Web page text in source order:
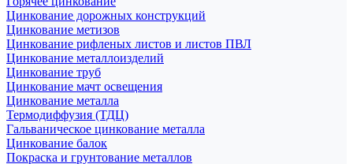
Цинкование дорожных конструкций
Цинкование метизов
Цинкование рифленых листов и листов ПВЛ
Цинкование металлоизделий
Цинкование труб
Цинкование мачт освещения
Цинкование металла
Термодиффузия (ТДЦ)
Гальваническое цинкование металла
Цинкование балок
Покраска и грунтование металлов